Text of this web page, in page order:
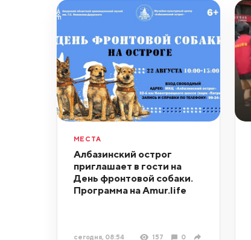
МЕСТА
Албазинский острог
приглашает в гости на
День фронтовой собаки.
Программа на Amur.life
сегодня, 08:54 157 0